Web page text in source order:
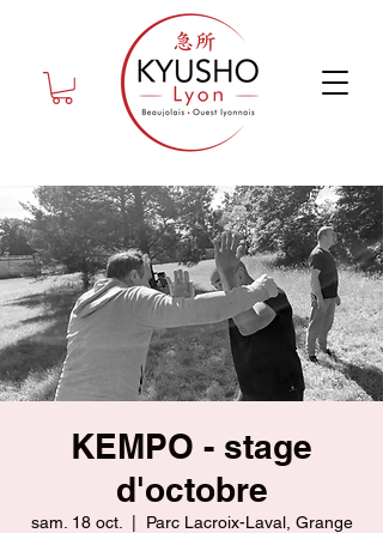
KEMPO - stage
d'octobre
sam. 18 oct.
Parc Lacroix-Laval, Grange